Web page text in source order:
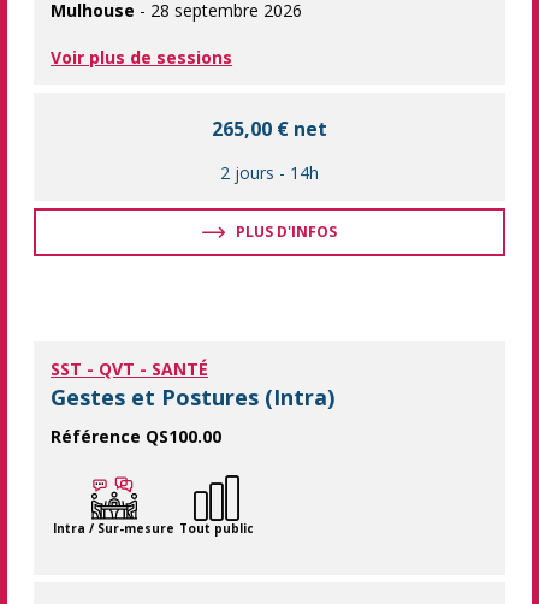
Mulhouse - 28 septembre 2026
Voir plus de sessions
265,00 € net
2 jours - 14h
PLUS D'INFOS
SST - QVT - SANTÉ
Gestes et Postures (Intra)
Référence QS100.00
Prévenez les blessures et optimisez votre bien-être au
Intra / Sur-mesure Tout public